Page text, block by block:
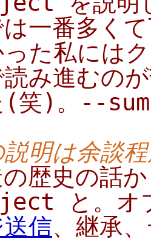
は一番多く
た私には
み進むの
(笑)。--
説明は余談
の歴史の話
と。オ
信、継承